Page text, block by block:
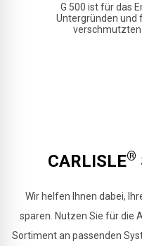
G 500 ist für das
Untergründen und
verschmutzten
CARLISLE®
Wir helfen Ihnen dabei,
sparen. Nutzen Sie für die
Sortiment an passenden